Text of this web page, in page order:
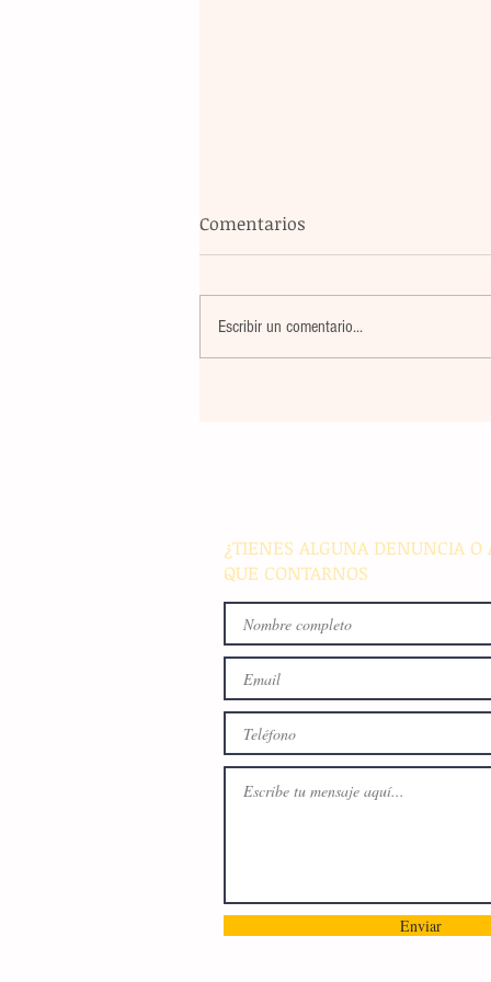
Comentarios
Escribir un comentario...
¿TIENES ALGUNA DENUNCIA O
QUE CONTARNOS
Enviar